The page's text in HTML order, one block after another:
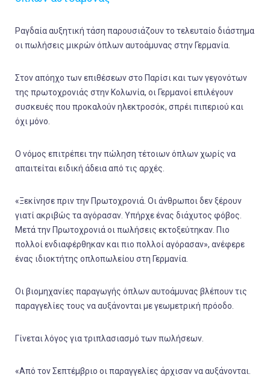
Ραγδαία αυξητική τάση παρουσιάζουν το τελευταίο διάστημα
οι πωλήσεις μικρών όπλων αυτοάμυνας στην Γερμανία.
Στον απόηχο των επιθέσεων στο Παρίσι και των γεγονότων
της πρωτοχρονιάς στην Κολωνία, οι Γερμανοί επιλέγουν
συσκευές που προκαλούν ηλεκτροσόκ, σπρέι πιπεριού και
όχι μόνο.
Ο νόμος επιτρέπει την πώληση τέτοιων όπλων χωρίς να
απαιτείται ειδική άδεια από τις αρχές.
«Ξεκίνησε πριν την Πρωτοχρονιά. Οι άνθρωποι δεν ξέρουν
γιατί ακριβώς τα αγόρασαν. Υπήρχε ένας διάχυτος φόβος.
Μετά την Πρωτοχρονιά οι πωλήσεις εκτοξεύτηκαν. Πιο
πολλοί ενδιαφέρθηκαν και πιο πολλοί αγόρασαν», ανέφερε
ένας ιδιοκτήτης οπλοπωλείου στη Γερμανία.
Οι βιομηχανίες παραγωγής όπλων αυτοάμυνας βλέπουν τις
παραγγελίες τους να αυξάνονται με γεωμετρική πρόοδο.
Γίνεται λόγος για τριπλασιασμό των πωλήσεων.
«Από τον Σεπτέμβριο οι παραγγελίες άρχισαν να αυξάνονται.